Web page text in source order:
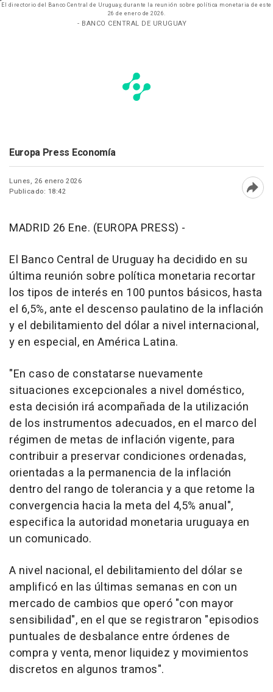
El directorio del Banco Central de Uruguay, durante la reunión sobre política monetaria de este
26 de enero de 2026.
- BANCO CENTRAL DE URUGUAY
Europa Press Economía
Lunes, 26 enero 2026
Publicado: 18:42
MADRID 26 Ene. (EUROPA PRESS) -
El Banco Central de Uruguay ha decidido en su
última reunión sobre política monetaria recortar
los tipos de interés en 100 puntos básicos, hasta
el 6,5%, ante el descenso paulatino de la inflación
y el debilitamiento del dólar a nivel internacional,
y en especial, en América Latina.
"En caso de constatarse nuevamente
situaciones excepcionales a nivel doméstico,
esta decisión irá acompañada de la utilización
de los instrumentos adecuados, en el marco del
régimen de metas de inflación vigente, para
contribuir a preservar condiciones ordenadas,
orientadas a la permanencia de la inflación
dentro del rango de tolerancia y a que retome la
convergencia hacia la meta del 4,5% anual",
especifica la autoridad monetaria uruguaya en
un comunicado.
A nivel nacional, el debilitamiento del dólar se
amplificó en las últimas semanas en con un
mercado de cambios que operó "con mayor
sensibilidad", en el que se registraron "episodios
puntuales de desbalance entre órdenes de
compra y venta, menor liquidez y movimientos
discretos en algunos tramos".